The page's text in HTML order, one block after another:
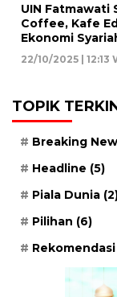
UIN Fatmawati
Coffee, Kafe
Ekonomi
22/10/2025 | 12:13
TOPIK
Breaking
Headline (5)
Piala Dunia
Pilihan (6)
Rekomendasi